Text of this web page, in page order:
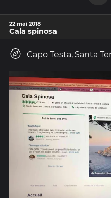
22 mai 2018
Cala spinosa
Capo Testa, Santa